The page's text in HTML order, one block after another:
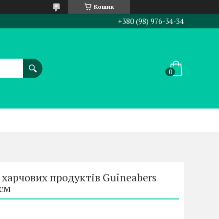
Кошик
+380 (98) 976-34-34
продуктів Guineabers